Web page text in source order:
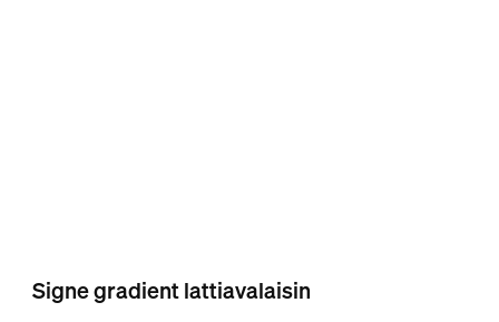
Signe gradient lattiavalaisin